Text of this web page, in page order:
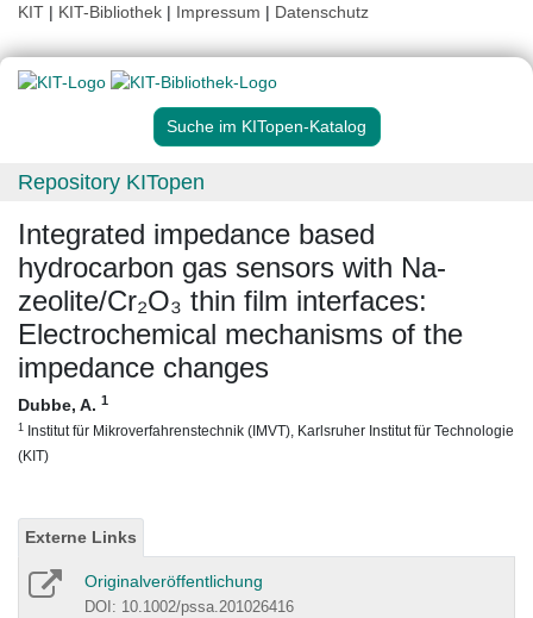
KIT | KIT-Bibliothek | Impressum | Datenschutz
Suche im KITopen-Katalog
Repository KITopen
Integrated impedance based
hydrocarbon gas sensors with Na-
zeolite/Cr₂O₃ thin film interfaces:
Electrochemical mechanisms of the
impedance changes
Dubbe, A. 1
1 Institut für Mikroverfahrenstechnik (IMVT), Karlsruher Institut für Technologie
(KIT)
Externe Links
Originalveröffentlichung
DOI: 10.1002/pssa.201026416